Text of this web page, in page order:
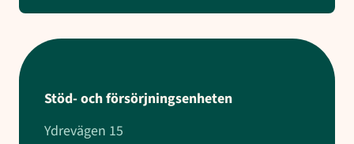
Stöd- och försörjningsenheten
Ydrevägen 15